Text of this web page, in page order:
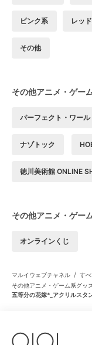
ピンク系 レッ
その他
その他アニメ・ゲー
パーフェクト・ワー
ナゾトック
徳川美術館 ONLINE
その他アニメ・ゲー
オンラインくじ
マルイウェブチャネル / す
その他アニメ・ゲーム系グッ
五等分の花嫁*_アクリルスタ